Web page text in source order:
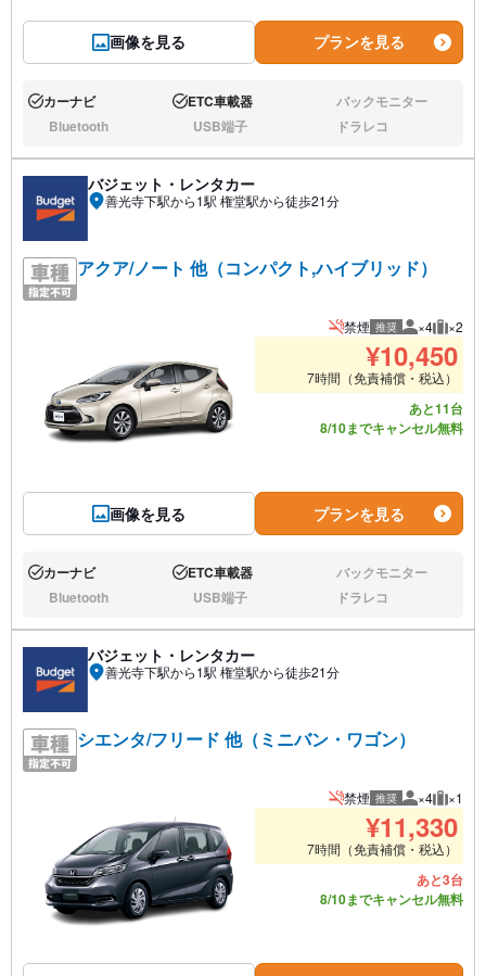
画像を見る プランを見る
あり:カーナビ あり:ETC車載器 なし:バックモニター
なし:Bluetooth なし:USB端子 なし:ドラレコ
バジェット・レンタカー
善光寺下駅から1駅 権堂駅から徒歩21分
アクア/ノート 他（コンパクト,ハイブリッド）
画像を見る
禁煙 推奨 推奨人数
×4 推奨
×2
¥10,450
7時間（免責補償・税込）
あと11台
8/10までキャンセル無料
プランを見る
あり:カーナビ あり:ETC車載器 なし:バックモニター
なし:Bluetooth なし:USB端子 なし:ドラレコ
バジェット・レンタカー
善光寺下駅から1駅 権堂駅から徒歩21分
シエンタ/フリード 他（ミニバン・ワゴン）
禁煙 推奨 推奨人数
×4 推奨
×1
¥11,330
7時間（免責補償・税込）
あと3台
8/10までキャンセル無料